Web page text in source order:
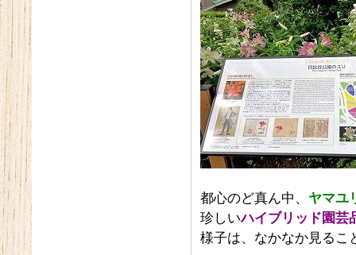
都心のど真ん中、 ヤマユ
珍しいハイブリッド園芸
様子は、なかなか見るこ